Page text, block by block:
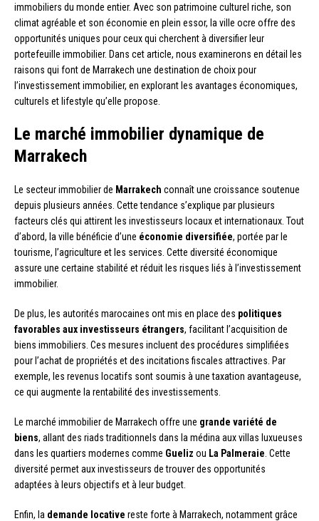
immobiliers du monde entier. Avec son patrimoine culturel riche, son
climat agréable et son économie en plein essor, la ville ocre offre des
opportunités uniques pour ceux qui cherchent à diversifier leur
portefeuille immobilier. Dans cet article, nous examinerons en détail les
raisons qui font de Marrakech une destination de choix pour
l’investissement immobilier, en explorant les avantages économiques,
culturels et lifestyle qu’elle propose.
Le marché immobilier dynamique de
Marrakech
Le secteur immobilier de Marrakech connaît une croissance soutenue
depuis plusieurs années. Cette tendance s’explique par plusieurs
facteurs clés qui attirent les investisseurs locaux et internationaux. Tout
d’abord, la ville bénéficie d’une économie diversifiée, portée par le
tourisme, l’agriculture et les services. Cette diversité économique
assure une certaine stabilité et réduit les risques liés à l’investissement
immobilier.
De plus, les autorités marocaines ont mis en place des politiques
favorables aux investisseurs étrangers, facilitant l’acquisition de
biens immobiliers. Ces mesures incluent des procédures simplifiées
pour l’achat de propriétés et des incitations fiscales attractives. Par
exemple, les revenus locatifs sont soumis à une taxation avantageuse,
ce qui augmente la rentabilité des investissements.
Le marché immobilier de Marrakech offre une grande variété de
biens, allant des riads traditionnels dans la médina aux villas luxueuses
dans les quartiers modernes comme Gueliz ou La Palmeraie . Cette
diversité permet aux investisseurs de trouver des opportunités
adaptées à leurs objectifs et à leur budget.
Enfin, la demande locative reste forte à Marrakech, notamment grâce